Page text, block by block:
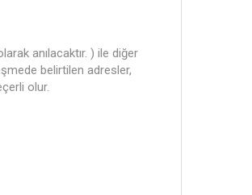
anılacaktır. ) ile diğer
belirtilen adresler,
olur.